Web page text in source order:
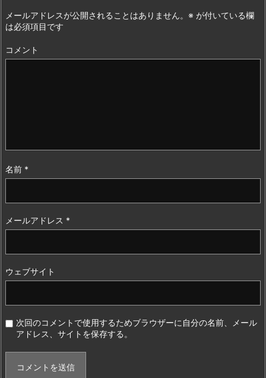
メールアドレスが公開されることはありません。 ※ が付いている欄
は必須項目です
コメント
名前 *
メールアドレス *
ウェブサイト
次回のコメントで使用するためブラウザーに自分の名前、メール
アドレス、サイトを保存する。